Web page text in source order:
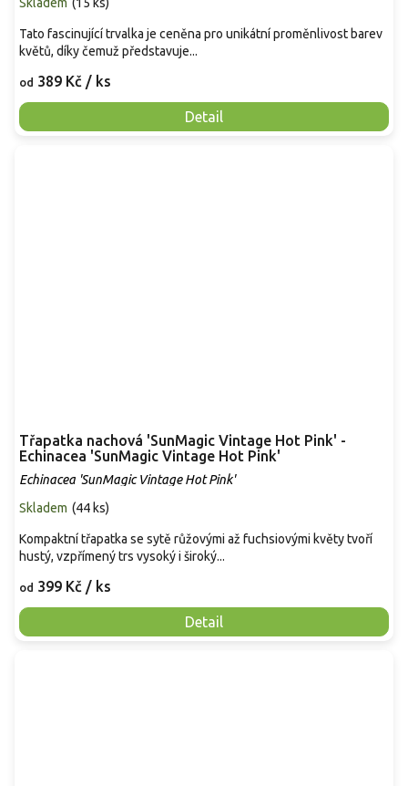
Skladem (15 ks)
od 389 Kč / ks
Detail
Tato fascinující trvalka je ceněna pro unikátní proměnlivost barev
květů, díky čemuž představuje...
Třapatka nachová 'SunMagic Vintage Hot Pink' -
Echinacea 'SunMagic Vintage Hot Pink'
Echinacea 'SunMagic Vintage Hot Pink'
Skladem (44 ks)
od 399 Kč / ks
Detail
Kompaktní třapatka se sytě růžovými až fuchsiovými květy tvoří
hustý, vzpřímený trs vysoký i široký...